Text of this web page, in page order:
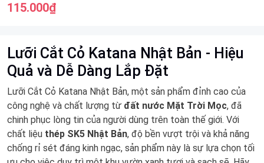
115.000₫
Lưỡi Cắt Cỏ Katana Nhật Bản - Hiệu
Quả và Dễ Dàng Lắp Đặt
Lưỡi Cắt Cỏ Katana Nhật Bản, một sản phẩm đỉnh cao của
công nghệ và chất lượng từ đất nước Mặt Trời Mọc, đã
chinh phục lòng tin của người dùng trên toàn thế giới. Với
chất liệu thép SK5 Nhật Bản, độ bền vượt trội và khả năng
chống rỉ sét đáng kinh ngạc, sản phẩm này là sự lựa chọn tối